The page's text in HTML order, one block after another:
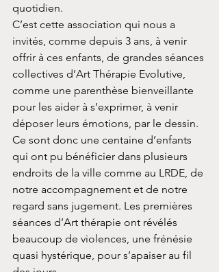
quotidien.
C’est cette association qui nous a
invités, comme depuis 3 ans, à venir
offrir à ces enfants, de grandes séances
collectives d’Art Thérapie Evolutive,
comme une parenthèse bienveillante
pour les aider à s’exprimer, à venir
déposer leurs émotions, par le dessin.
Ce sont donc une centaine d’enfants
qui ont pu bénéficier dans plusieurs
endroits de la ville comme au LRDE, de
notre accompagnement et de notre
regard sans jugement. Les premières
séances d’Art thérapie ont révélés
beaucoup de violences, une frénésie
quasi hystérique, pour s’apaiser au fil